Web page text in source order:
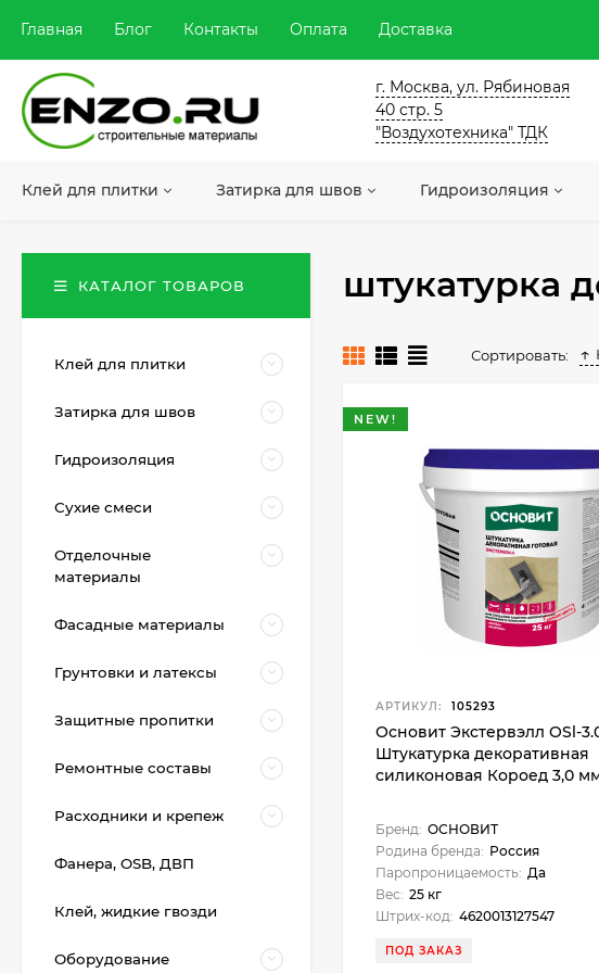
Главная Блог Контакты Оплата Доставка
г. Москва, ул. Рябиновая
40 стр. 5
"Воздухотехника" ТДК
Клей для плитки Затирка для швов Гидроизоляция
штукатурка
Сортировать:
NEW!
АРТИКУЛ: 105293
Основит Экстервэлл OSl-
Штукатурка декоративная
силиконовая Короед 3,0
Бренд: ОСНОВИТ
Родина бренда: Россия
Паропроницаемость: Да
Вес: 25 кг
Штрих-код: 4620013127547
ПОД ЗАКАЗ
КАТАЛОГ ТОВАРОВ
Клей для плитки
Затирка для швов
Гидроизоляция
Сухие смеси
Отделочные
материалы
Фасадные материалы
Грунтовки и латексы
Защитные пропитки
Ремонтные составы
Расходники и крепеж
Фанера, OSB, ДВП
Клей, жидкие гвозди
Оборудование
Kerakoll Fuga-Shock
Eco Средство для
4 990 ₽
KeraBellezza Design
Затирка цветная